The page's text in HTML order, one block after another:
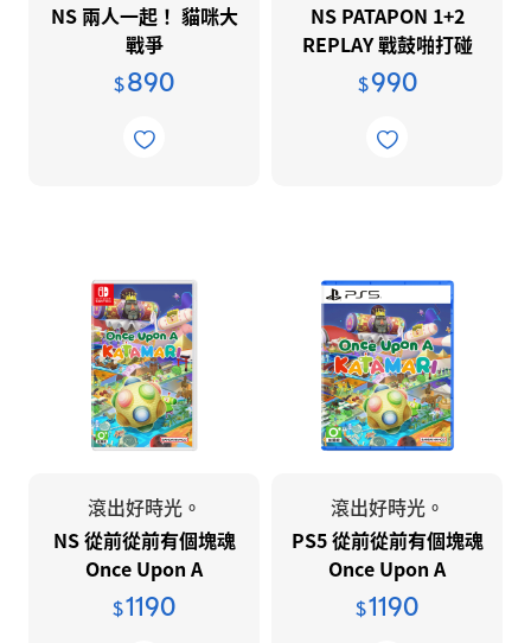
UBISOFT
IP 授權產品
公司內、外部人員對於不合法與不道德
行為的檢舉制度
永續報告書
員工福利
人權保障
ISO認證
在地關懷與文化發展
供應商管理政策
個人資料保護
法說會資訊
法說會資訊
NS 兩人一起！ 貓咪大
戰爭
$890
NS PATAPON 1+2
REPLAY 戰鼓啪打碰
1+2 REPLAY
$990
滾出好時光。
NS 從前從前有個塊魂
Once Upon A
KATAMARI™
$1190
滾出好時光。
PS5 從前從前有個塊魂
Once Upon A
KATAMARI™
$1190